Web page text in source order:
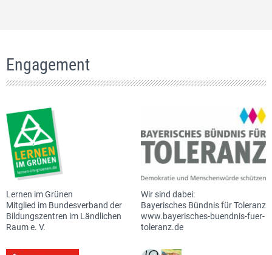
Engagement
Lernen im Grünen
Mitglied im Bundesverband der
Bildungszentren im Ländlichen
Raum e. V.
Wir sind dabei:
Bayerisches Bündnis für Toleranz
www.bayerisches-buendnis-fuer-
toleranz.de